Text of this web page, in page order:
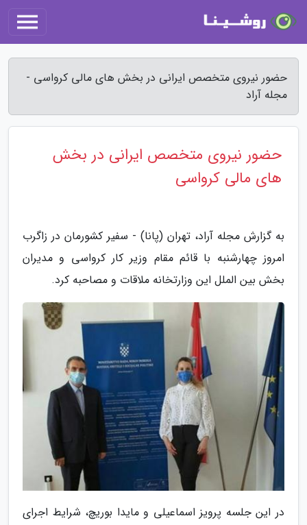
حضور نیروی متخصص ایرانی در بخش های مالی کرواسی -
مجله آراد
حضور نیروی متخصص ایرانی در بخش
های مالی کرواسی
به گزارش مجله آراد، تهران (پانا) - سفیر کشورمان در زاگرب
امروز چهارشنبه با قائم مقام وزیر کار کرواسی و مدیران
بخش بین الملل این وزارتخانه ملاقات و مصاحبه کرد.
در این جلسه پرویز اسماعیلی و مایدا بوریچ، شرایط اجرای